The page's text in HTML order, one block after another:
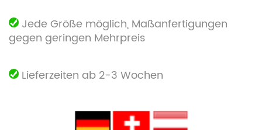
Jede Größe möglich, Maßanfertigungen
gegen geringen Mehrpreis
Lieferzeiten ab 2-3 Wochen